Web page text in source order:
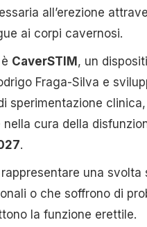
all’erezione
ai corpi cavernosi.
CaverSTIM , un
Fraga-Silva e
sperimentazione
cura della
.
una
o che soffrono di
la funzione erettile.